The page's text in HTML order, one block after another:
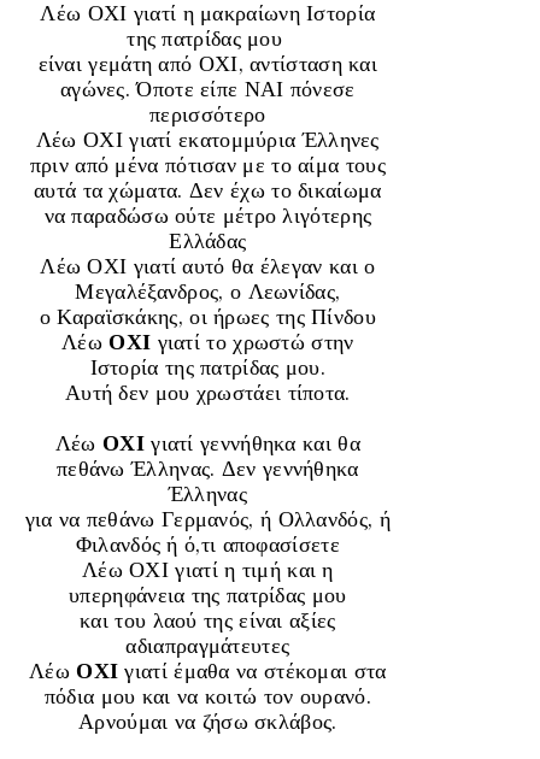
Λέω ΟΧΙ γιατί η μακραίωνη Ιστορία
της πατρίδας μου
είναι γεμάτη από ΟΧΙ, αντίσταση και
αγώνες. Όποτε είπε ΝΑΙ πόνεσε
περισσότερο
Λέω ΟΧΙ γιατί εκατομμύρια Έλληνες
πριν από μένα πότισαν με το αίμα τους
αυτά τα χώματα. Δεν έχω το δικαίωμα
να παραδώσω ούτε μέτρο λιγότερης
Ελλάδας
Λέω ΟΧΙ γιατί αυτό θα έλεγαν και ο
Μεγαλέξανδρος, ο Λεωνίδας,
ο Καραϊσκάκης, οι ήρωες της Πίνδου
ΛέωΟΧΙ γιατί το χρωστώ στην
Ιστορία της πατρίδας μου.
Αυτή δεν μου χρωστάει τίποτα.
Λέω ΟΧΙγιατί γεννήθηκα και θα
πεθάνω Έλληνας. Δεν γεννήθηκα
Έλληνας
για να πεθάνω Γερμανός, ή Ολλανδός, ή
Φιλανδός ή ό,τι αποφασίσετε
Λέω ΟΧΙ γιατί η τιμή και η
υπερηφάνεια της πατρίδας μου
και του λαού της είναι αξίες
αδιαπραγμάτευτες
ΛέωΟΧΙγιατί έμαθα να στέκομαι στα
πόδια μου και να κοιτώ τον ουρανό.
Αρνούμαι να ζήσω σκλάβος.